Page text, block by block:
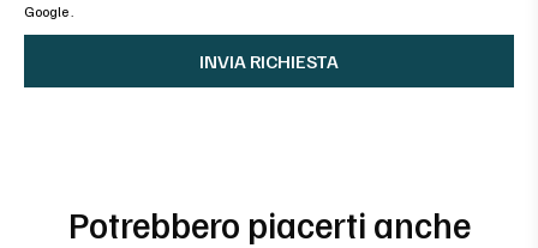
Google
Potrebbero piacerti anche